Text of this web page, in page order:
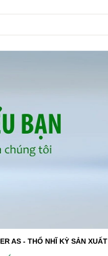
AS - THỔ NHĨ KỲ SẢN XUẤT